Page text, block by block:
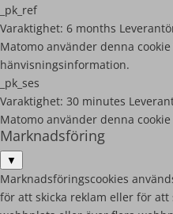
_pk_ref
Varaktighet: 6 months
Matomo använder denna
hänvisningsinformation.
_pk_ses
Varaktighet: 30 minutes
Matomo använder denna
Marknadsföring
▼
Marknadsföringscookies
för att skicka reklam eller för